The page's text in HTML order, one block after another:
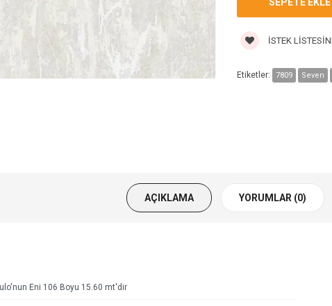
İSTEK
Etiketler: 7809 Seven
AÇIKLAMA YORUMLAR (0)
Eni 106 Boyu 15.60 mt'dir